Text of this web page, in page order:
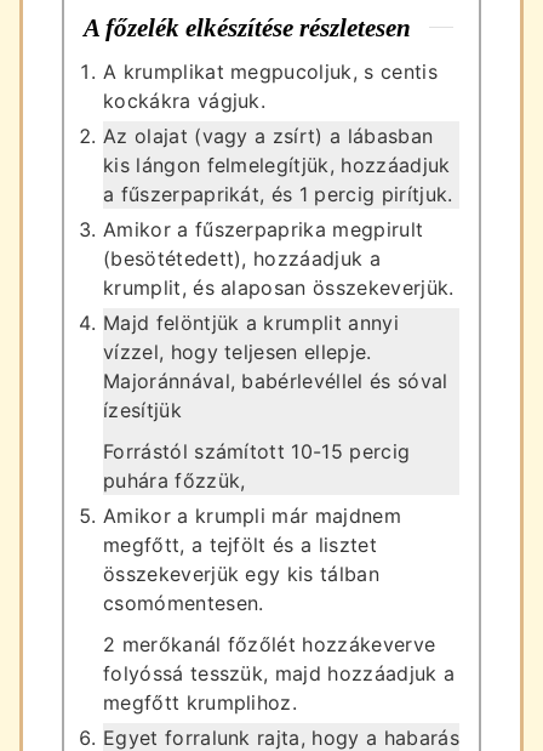
A főzelék elkészítése részletesen
A krumplikat megpucoljuk, s centis
kockákra vágjuk.
Az olajat (vagy a zsírt) a lábasban
kis lángon felmelegítjük, hozzáadjuk
a fűszerpaprikát, és 1 percig pirítjuk.
Amikor a fűszerpaprika megpirult
(besötétedett), hozzáadjuk a
krumplit, és alaposan összekeverjük.
Majd felöntjük a krumplit annyi
vízzel, hogy teljesen ellepje.
Majoránnával, babérlevéllel és sóval
ízesítjük
Forrástól számított 10-15 percig
puhára főzzük,
Amikor a krumpli már majdnem
megfőtt, a tejfölt és a lisztet
összekeverjük egy kis tálban
csomómentesen.
2 merőkanál főzőlét hozzákeverve
folyóssá tesszük, majd hozzáadjuk a
megfőtt krumplihoz.
Egyet forralunk rajta, hogy a habarás